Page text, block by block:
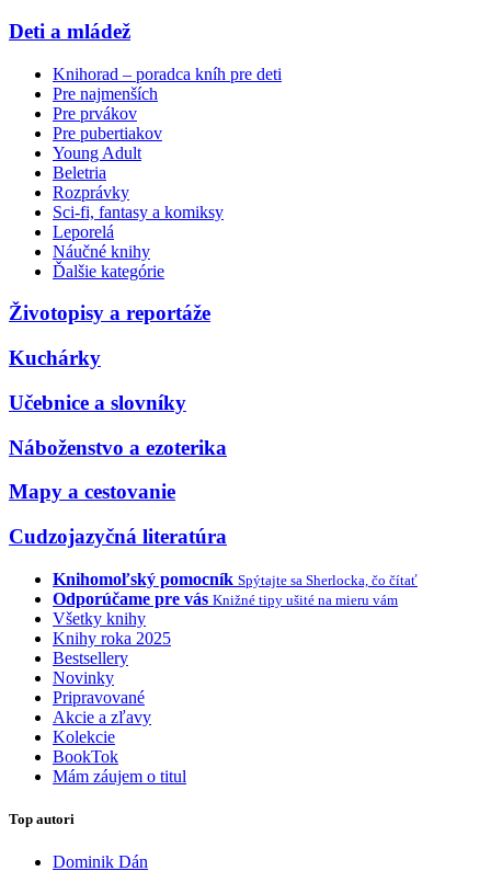
Deti a mládež
Knihorad – poradca kníh pre deti
Pre najmenších
Pre prvákov
Pre pubertiakov
Young Adult
Beletria
Rozprávky
Sci-fi, fantasy a komiksy
Leporelá
Náučné knihy
Ďalšie kategórie
Životopisy a reportáže
Kuchárky
Učebnice a slovníky
Náboženstvo a ezoterika
Mapy a cestovanie
Cudzojazyčná literatúra
Knihomoľský pomocník Spýtajte sa Sherlocka, čo čítať
Odporúčame pre vás Knižné tipy ušité na mieru vám
Všetky knihy
Knihy roka 2025
Bestsellery
Novinky
Pripravované
Akcie a zľavy
Kolekcie
BookTok
Mám záujem o titul
Top autori
Dominik Dán